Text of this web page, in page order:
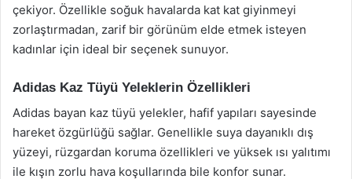
çekiyor. Özellikle soğuk havalarda kat kat giyinmeyi
zorlaştırmadan, zarif bir görünüm elde etmek isteyen
kadınlar için ideal bir seçenek sunuyor.
Adidas Kaz Tüyü Yeleklerin Özellikleri
Adidas bayan kaz tüyü yelekler, hafif yapıları sayesinde
hareket özgürlüğü sağlar. Genellikle suya dayanıklı dış
yüzeyi, rüzgardan koruma özellikleri ve yüksek ısı yalıtımı
ile kışın zorlu hava koşullarında bile konfor sunar.